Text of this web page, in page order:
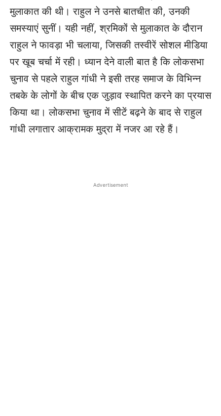
मुलाकात की थी। राहुल ने उनसे बातचीत की, उनकी
समस्याएं सुनीं। यही नहीं, श्रमिकों से मुलाकात के दौरान
राहुल ने फावड़ा भी चलाया, जिसकी तस्वीरें सोशल मीडिया
पर खूब चर्चा में रही। ध्यान देने वाली बात है कि लोकसभा
चुनाव से पहले राहुल गांधी ने इसी तरह समाज के विभिन्न
तबके के लोगों के बीच एक जुड़ाव स्थापित करने का प्रयास
किया था। लोकसभा चुनाव में सीटें बढ़ने के बाद से राहुल
गांधी लगातार आक्रामक मुद्रा में नजर आ रहे हैं।
Advertisement